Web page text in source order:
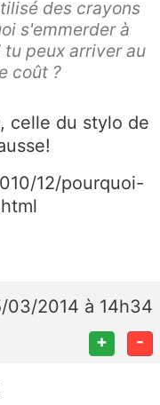
des crayons
s'emmerder à
peux arriver au
coût ?
celle du stylo de
12/pourquoi-
03/2014 à 14h34
+ -